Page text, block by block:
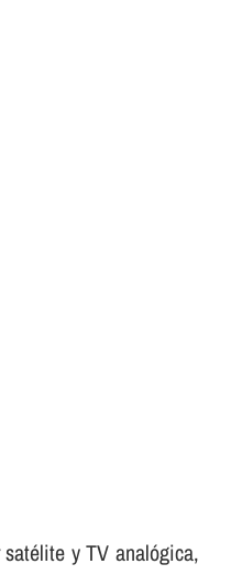
y TV analógica,